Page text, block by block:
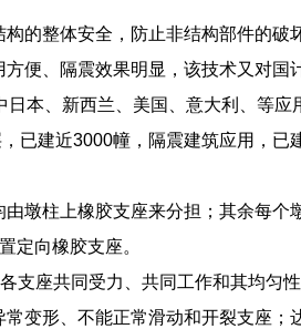
的整体安全，防止非结构部件的破
便、隔震效果明显，该技术又对国
本、新西兰、美国、意大利、等应
已建近3000幢，隔震建筑应用，已
墩柱上橡胶支座来分担；其余每个
定向橡胶支座。
支座共同受力、共同工作和其均匀
变形、不能正常滑动和开裂支座；